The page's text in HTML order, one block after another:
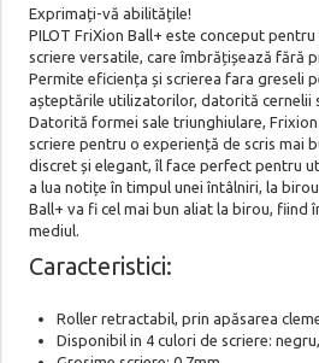
Exprimați-vă abilitățile!
PILOT FriXion Ball+ este conceput
scriere versatile, care îmbrățișează fără
Permite eficiența și scrierea fara greseli
așteptările utilizatorilor, datorită cernelii
Datorită formei sale triunghiulare,
scriere pentru o experiență de scris mai
discret și elegant, îl face perfect pentru
a lua notițe în timpul unei întâlniri, la
Ball+ va fi cel mai bun aliat la birou, fiind
mediul.
Caracteristici:
Roller retractabil, prin apăsarea
Disponibil in 4 culori de scriere: